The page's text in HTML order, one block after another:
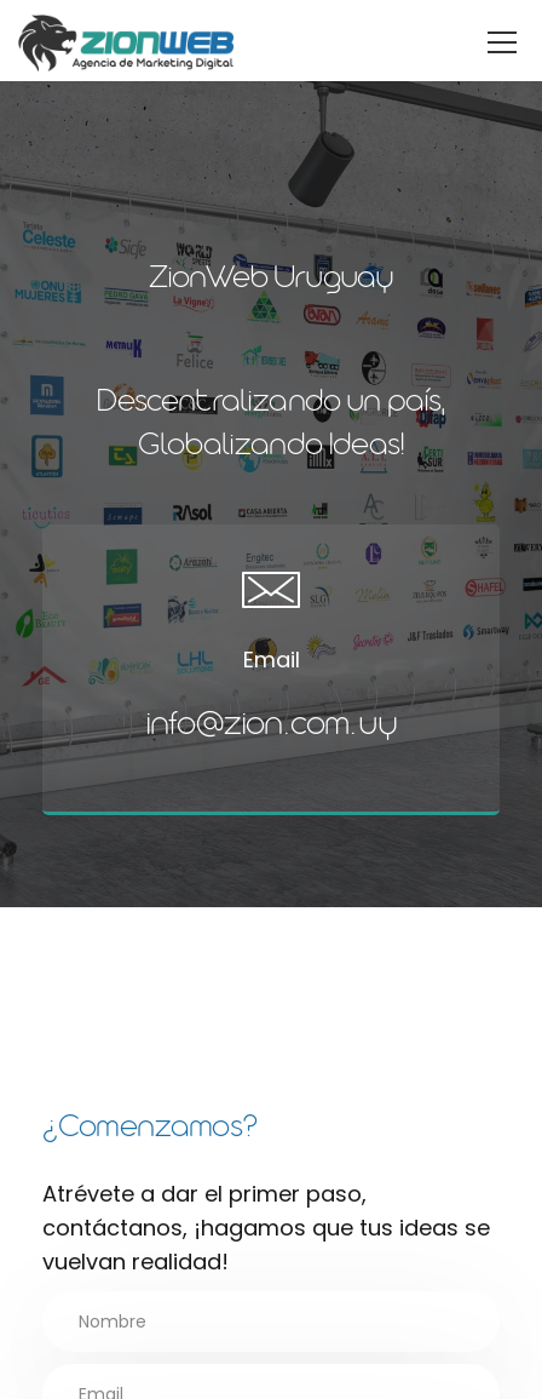
ZionWeb Uruguay
Descentralizando un país,
Globalizando Ideas!
Email
info@zion.com.uy
¿Comenzamos?
Atrévete a dar el primer paso,
contáctanos, ¡hagamos que tus ideas se
vuelvan realidad!